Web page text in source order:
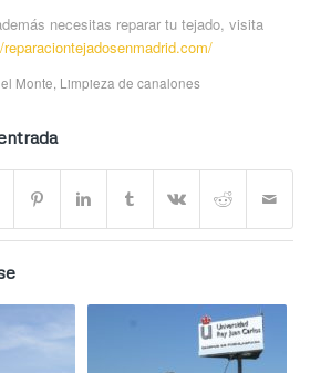
necesitas reparar tu tejado, visita
Monte Limpieza de canalones